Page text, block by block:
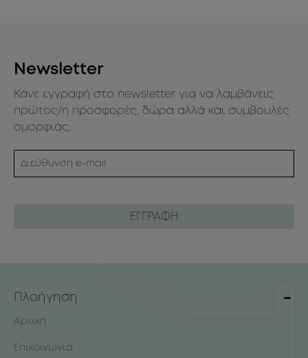
Newsletter
Κάνε εγγραφή στο newsletter για να λαμβάνεις
πρώτος/η προσφορές, δώρα αλλά και συμβουλές
ομορφιάς.
Πλοήγηση
Αρχική
Επικοινωνία